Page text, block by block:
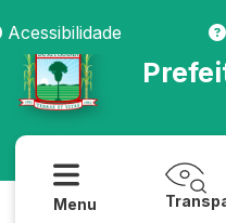
Acessibilidade
Menu